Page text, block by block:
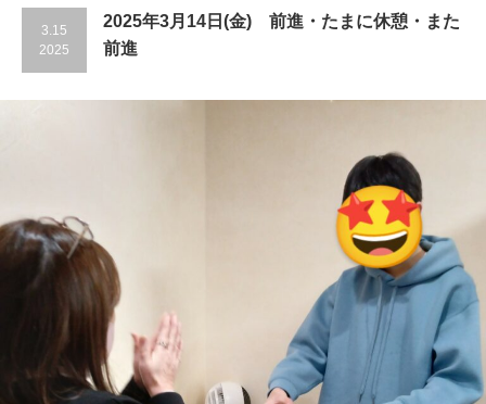
3.15
2025
2025年3月14日(金) 前進・たまに休憩・また
前進